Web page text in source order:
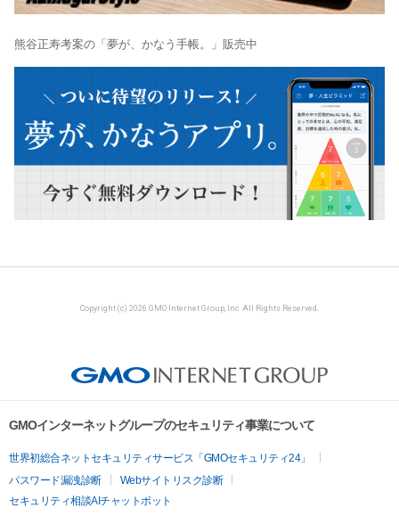
熊谷正寿考案の「夢が、かなう手帳。」販売中
Copyright (c) 2026 GMO Internet Group, Inc. All Rights Reserved.
GMOインターネットグループのセキュリティ事業について
世界初総合ネットセキュリティサービス「GMOセキュリティ24」
パスワード漏洩診断
Webサイトリスク診断
セキュリティ相談AIチャットボット